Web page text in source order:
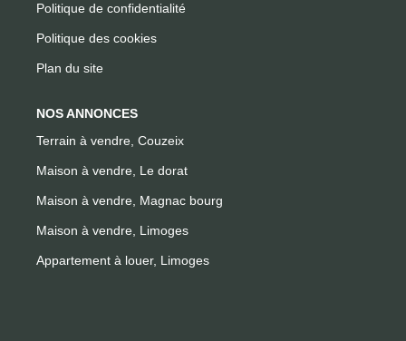
Politique de confidentialité
Politique des cookies
Plan du site
NOS ANNONCES
Terrain à vendre, Couzeix
Maison à vendre, Le dorat
Maison à vendre, Magnac bourg
Maison à vendre, Limoges
Appartement à louer, Limoges